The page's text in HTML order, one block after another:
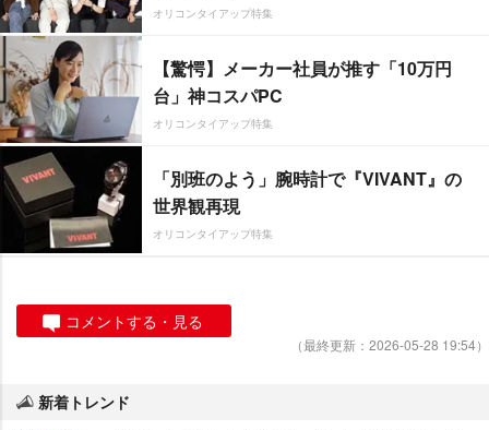
オリコンタイアップ特集
【驚愕】メーカー社員が推す「10万円
台」神コスパPC
オリコンタイアップ特集
「別班のよう」腕時計で『VIVANT』の
世界観再現
オリコンタイアップ特集
コメントする・見る
（最終更新：2026-05-28 19:54）
新着トレンド